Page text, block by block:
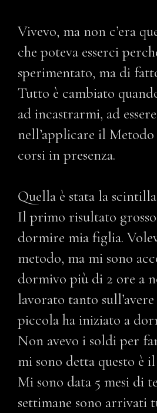
Vivevo, ma non c’era
che poteva esserci
sperimentato, ma di
Tutto è cambiato
ad incastrarmi, ad
nell’applicare il Metodo
corsi in presenza.
Quella è stata la
Il primo risultato
dormire mia figlia.
metodo, ma mi sono
dormivo più di 2 ore a
lavorato tanto
piccola ha iniziato a
Non avevo i soldi per
mi sono detta questo è
Mi sono data 5 mesi di
settimane sono arrivati